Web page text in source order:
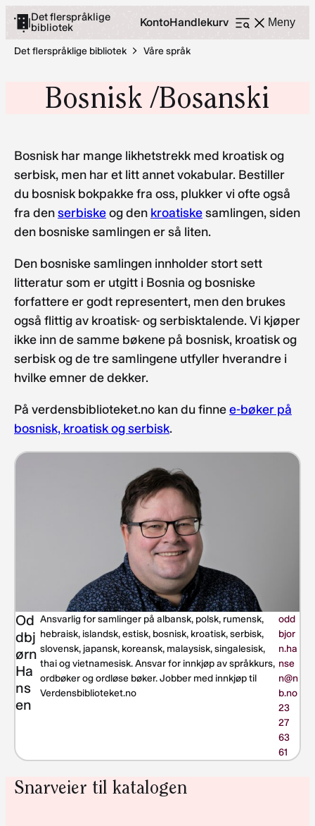
Hopp
innhold
|Det flerspråklige
bibliotek
KontoHandlekurv Meny
Åpne
Det flerspråklige bibliotek
Våre språk
Bosnisk /Bosanski
Bosnisk har mange likhetstrekk med kroatisk og
serbisk, men har et litt annet vokabular. Bestiller
du bosnisk bokpakke fra oss, plukker vi ofte også
fra denserbiskeog den kroatiskesamlingen, siden
den bosniske samlingen er så liten.
Den bosniske samlingen innholder stort sett
litteratur som er utgitt i Bosnia og bosniske
forfattere er godt representert, men den brukes
også flittig av kroatisk- og serbisktalende. Vi kjøper
ikke inn de samme bøkene på bosnisk, kroatisk og
serbisk og de tre samlingene utfyller hverandre i
hvilke emner de dekker.
På verdensbiblioteket.no kan du finnee-bøker på
bosnisk, kroatisk og serbisk.
Od
dbj
ørn
Ha
ns
en
Ansvarlig for samlinger på albansk, polsk, rumensk,
hebraisk, islandsk, estisk, bosnisk, kroatisk, serbisk,
slovensk, japansk, koreansk, malaysisk, singalesisk,
thai og vietnamesisk. Ansvar for innkjøp av språkkurs,
ordbøker og ordløse bøker. Jobber med innkjøp til
Verdensbiblioteket.no
odd
bjor
n.ha
nse
n@n
b.no
23
27
63
61
Snarveier til katalogen